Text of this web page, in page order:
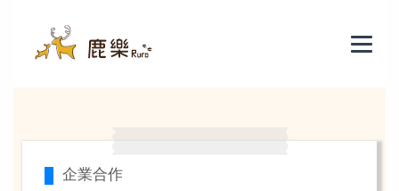
企業合作